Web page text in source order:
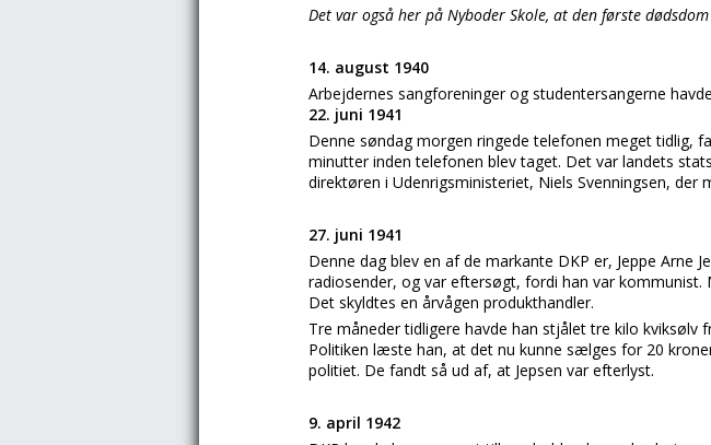
Det var også her på Nyboder Skole, at den første
14. august 1940
Arbejdernes sangforeninger og studentersangerne
22. juni 1941
Denne søndag morgen ringede telefonen meget tidlig,
minutter inden telefonen blev taget. Det var landets
direktøren i Udenrigsministeriet, Niels Svenningsen,
27. juni 1941
Denne dag blev en af de markante DKP er, Jeppe Arne
radiosender, og var eftersøgt, fordi han var kommunist.
Det skyldtes en årvågen produkthandler.
Tre måneder tidligere havde han stjålet tre kilo
Politiken læste han, at det nu kunne sælges for 20
politiet. De fandt så ud af, at Jepsen var efterlyst.
9. april 1942